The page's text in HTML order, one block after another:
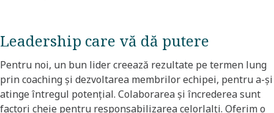
Leadership care vă dă putere​
Pentru noi, un bun lider creează rezultate pe termen lung
prin coaching și dezvoltarea membrilor echipei, pentru a-și
atinge întregul potențial. Colaborarea și încrederea sunt
factori cheie pentru responsabilizarea celorlalți. Oferim o